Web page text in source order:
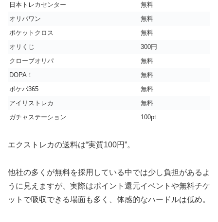
日本トレカセンター
無料
オリパワン
無料
ポケットクロス
無料
オリくじ
300円
クローブオリパ
無料
DOPA！
無料
ポケパ365
無料
アイリストレカ
無料
ガチャステーション
100pt
エクストレカの送料は“実質100円”。
他社の多くが無料を採用している中では少し負担があるよ
うに見えますが、実際はポイント還元イベントや無料チケ
ットで吸収できる場面も多く、体感的なハードルは低め。